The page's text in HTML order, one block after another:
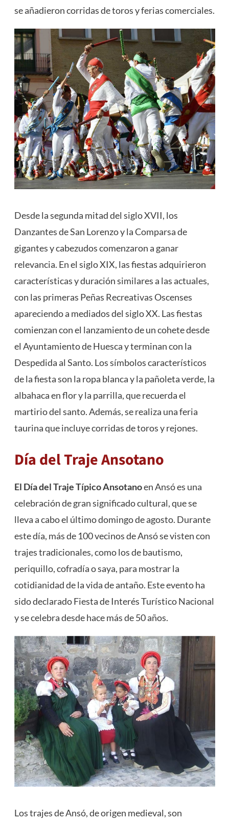
se añadieron corridas de toros y ferias comerciales​​.
Desde la segunda mitad del siglo XVII, los
Danzantes de San Lorenzo y la Comparsa de
gigantes y cabezudos comenzaron a ganar
relevancia. En el siglo XIX, las fiestas adquirieron
características y duración similares a las actuales,
con las primeras Peñas Recreativas Oscenses
apareciendo a mediados del siglo XX​​. Las fiestas
comienzan con el lanzamiento de un cohete desde
el Ayuntamiento de Huesca y terminan con la
Despedida al Santo. Los símbolos característicos
de la fiesta son la ropa blanca y la pañoleta verde, la
albahaca en flor y la parrilla, que recuerda el
martirio del santo​​. Además, se realiza una feria
taurina que incluye corridas de toros y rejones​​.
Día del Traje Ansotano
El Día del Traje Típico Ansotanoen Ansó es una
celebración de gran significado cultural, que se
lleva a cabo el último domingo de agosto. Durante
este día, más de 100 vecinos de Ansó se visten con
trajes tradicionales, como los de bautismo,
periquillo, cofradía o saya, para mostrar la
cotidianidad de la vida de antaño. Este evento ha
sido declarado Fiesta de Interés Turístico Nacional
y se celebra desde hace más de 50 años​​.
Los trajes de Ansó, de origen medieval, son